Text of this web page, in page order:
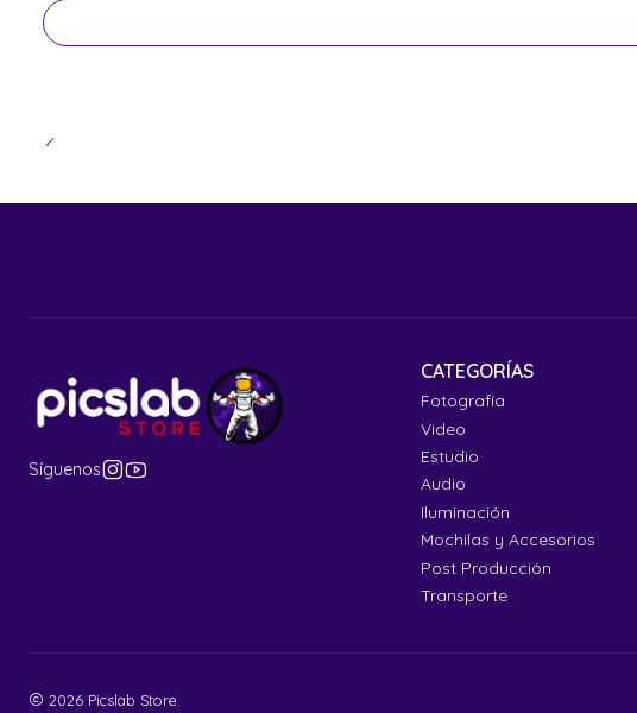
Síguenos
CATEGORÍAS
Fotografía
Video
Estudio
Audio
Iluminación
Mochilas y Accesorios
Post Producción
Transporte
2026 Picslab Store.